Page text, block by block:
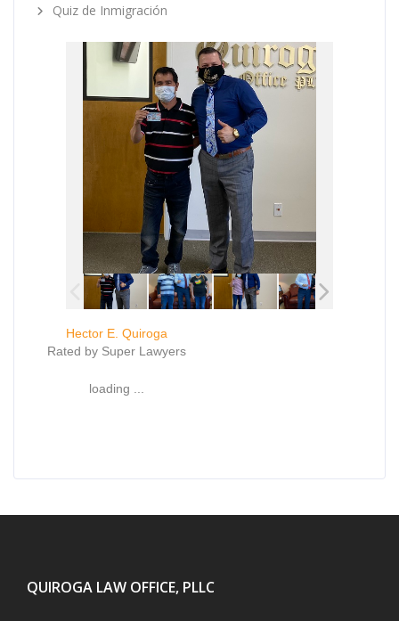
Quiz de Inmigración
Hector E. Quiroga
Rated by Super Lawyers
loading ...
QUIROGA LAW OFFICE, PLLC